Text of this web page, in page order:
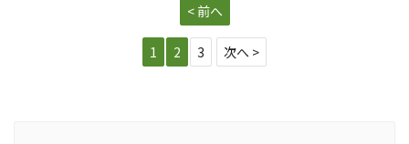
< 前へ
1 2 3 次へ >